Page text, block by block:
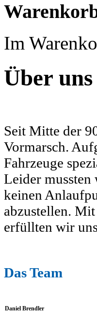
Im
Über uns
Seit Mitte der
Vormarsch.
Fahrzeuge
Leider mussten
keinen
abzustellen.
erfüllten wir
Das Team
Daniel Brendler